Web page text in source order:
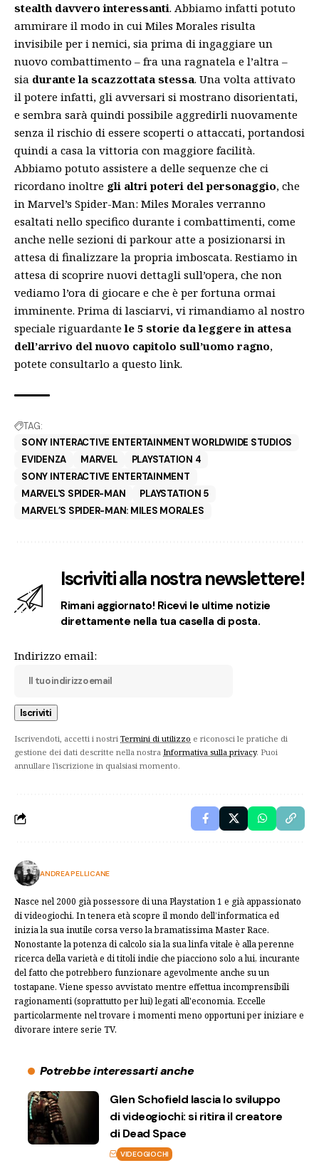
stealth davvero interessanti. Abbiamo infatti potuto
ammirare il modo in cui Miles Morales risulta
invisibile per i nemici, sia prima di ingaggiare un
nuovo combattimento – fra una ragnatela e l’altra –
sia durante la scazzottata stessa. Una volta attivato
il potere infatti, gli avversari si mostrano disorientati,
e sembra sarà quindi possibile aggredirli nuovamente
senza il rischio di essere scoperti o attaccati, portandosi
quindi a casa la vittoria con maggiore facilità.
Abbiamo potuto assistere a delle sequenze che ci
ricordano inoltre gli altri poteri del personaggio, che
in Marvel’s Spider-Man: Miles Morales verranno
esaltati nello specifico durante i combattimenti, come
anche nelle sezioni di parkour atte a posizionarsi in
attesa di finalizzare la propria imboscata. Restiamo in
attesa di scoprire nuovi dettagli sull’opera, che non
vediamo l’ora di giocare e che è per fortuna ormai
imminente. Prima di lasciarvi, vi rimandiamo al nostro
speciale riguardantele 5 storie da leggere in attesa
dell’arrivo del nuovo capitolo sull’uomo ragno,
potete consultarlo a questo link.
TAG:
SONY INTERACTIVE ENTERTAINMENT WORLDWIDE STUDIOS
EVIDENZA
MARVEL
PLAYSTATION 4
SONY INTERACTIVE ENTERTAINMENT
MARVEL'S SPIDER-MAN
PLAYSTATION 5
MARVEL’S SPIDER-MAN: MILES MORALES
Iscriviti alla nostra newslettere!
Rimani aggiornato! Ricevi le ultime notizie
direttamente nella tua casella di posta.
Indirizzo email:
Iscrivendoti, accetti i nostri Termini di utilizzo e riconosci le pratiche di
gestione dei dati descritte nella nostra Informativa sulla privacy. Puoi
annullare l'iscrizione in qualsiasi momento.
ANDREA PELLICANE
Nasce nel 2000 già possessore di una Playstation 1 e già appassionato
di videogiochi. In tenera età scopre il mondo dell’informatica ed
inizia la sua inutile corsa verso la bramatissima Master Race.
Nonostante la potenza di calcolo sia la sua linfa vitale è alla perenne
ricerca della varietà e di titoli indie che piacciono solo a lui, incurante
del fatto che potrebbero funzionare agevolmente anche su un
tostapane. Viene spesso avvistato mentre effettua incomprensibili
ragionamenti (soprattutto per lui) legati all'economia. Eccelle
particolarmente nel trovare i momenti meno opportuni per iniziare e
divorare intere serie TV.
Potrebbe interessarti anche
Glen Schofield lascia lo sviluppo
di videogiochi: si ritira il creatore
di Dead Space
VIDEOGIOCHI